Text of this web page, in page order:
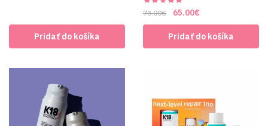
Pridať do košíka
73.00€
Original
price
was:
73.00€.
65.00€Current
price
is:
65.00€.
Pridať do košíka